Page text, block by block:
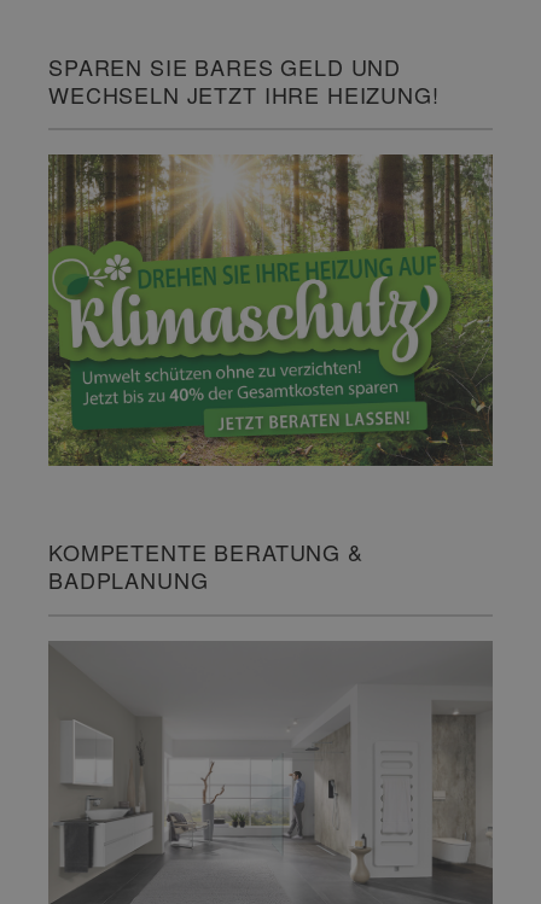
SPAREN SIE BARES GELD UND
WECHSELN JETZT IHRE HEIZUNG!
KOMPETENTE BERATUNG &
BADPLANUNG